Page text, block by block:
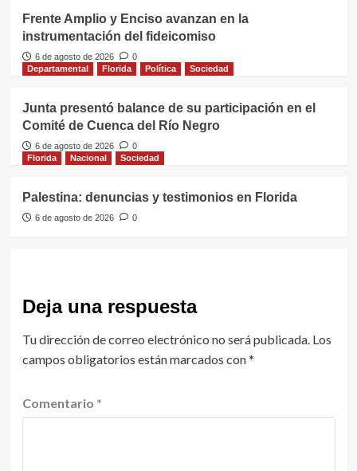
Frente Amplio y Enciso avanzan en la
instrumentación del fideicomiso
6 de agosto de 2026
0
Departamental
Florida Política Sociedad
Junta presentó balance de su participación en el
Comité de Cuenca del Río Negro
6 de agosto de 2026
0
Florida
Nacional Sociedad
Palestina: denuncias y testimonios en Florida
6 de agosto de 2026 0
Deja una respuesta
Tu dirección de correo electrónico no será publicada. Los
campos obligatorios están marcados con*
Comentario *